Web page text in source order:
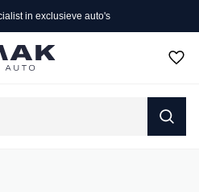
in exclusieve auto's
en klaar voor een
collectie Porsche, Audi,